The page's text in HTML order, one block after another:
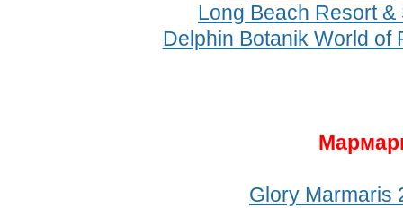
Long Beach Resort
Delphin Botanik World of
Glory Marmaris